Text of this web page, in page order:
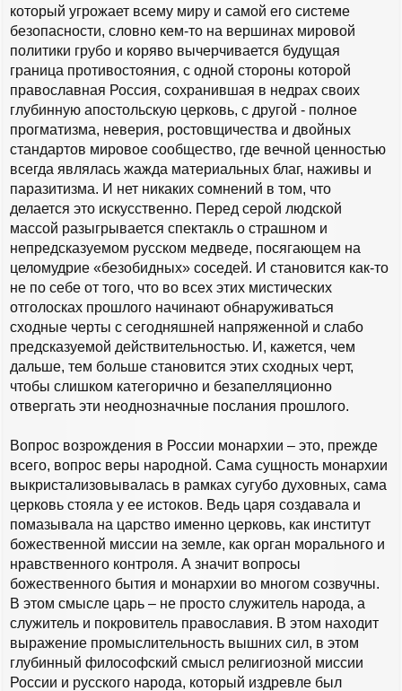
который угрожает всему миру и самой его системе
безопасности, словно кем-то на вершинах мировой
политики грубо и коряво вычерчивается будущая
граница противостояния, с одной стороны которой
православная Россия, сохранившая в недрах своих
глубинную апостольскую церковь, с другой - полное
прогматизма, неверия, ростовщичества и двойных
стандартов мировое сообщество, где вечной ценностью
всегда являлась жажда материальных благ, наживы и
паразитизма. И нет никаких сомнений в том, что
делается это искусственно. Перед серой людской
массой разыгрывается спектакль о страшном и
непредсказуемом русском медведе, посягающем на
целомудрие «безобидных» соседей. И становится как-то
не по себе от того, что во всех этих мистических
отголосках прошлого начинают обнаруживаться
сходные черты с сегодняшней напряженной и слабо
предсказуемой действительностью. И, кажется, чем
дальше, тем больше становится этих сходных черт,
чтобы слишком категорично и безапелляционно
отвергать эти неоднозначные послания прошлого.
Вопрос возрождения в России монархии – это, прежде
всего, вопрос веры народной. Сама сущность монархии
выкристализовывалась в рамках сугубо духовных, сама
церковь стояла у ее истоков. Ведь царя создавала и
помазывала на царство именно церковь, как институт
божественной миссии на земле, как орган морального и
нравственного контроля. А значит вопросы
божественного бытия и монархии во многом созвучны.
В этом смысле царь – не просто служитель народа, а
служитель и покровитель православия. В этом находит
выражение промыслительность вышних сил, в этом
глубинный философский смысл религиозной миссии
России и русского народа, который издревле был